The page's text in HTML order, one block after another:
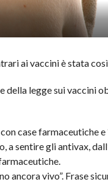
ai vaccini è stata
della legge sui vaccini
case farmaceutiche
a sentire gli antivax,
ancora vivo”. Frase